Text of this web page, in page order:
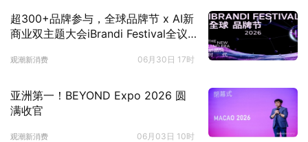
超300+品牌参与，全球品牌节 x AI新
商业双主题大会iBrandi Festival全议
观潮新消费 06月30日 17时
亚洲第一！BEYOND Expo 2026 圆
满收官
观潮新消费 06月03日 10时